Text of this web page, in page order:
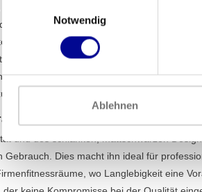
Notwendig
Ablehnen
Körpergrößen immer die richtige und
Training, sondern minimiert
Unterstützung für Ihre Oberschenkel
Oberschenkelmuskulatur
unserem Sortiment an
geeignet?
und des schlanken, mattschwarzen
Gebrauch. Dies macht ihn ideal für
wo Langlebigkeit eine